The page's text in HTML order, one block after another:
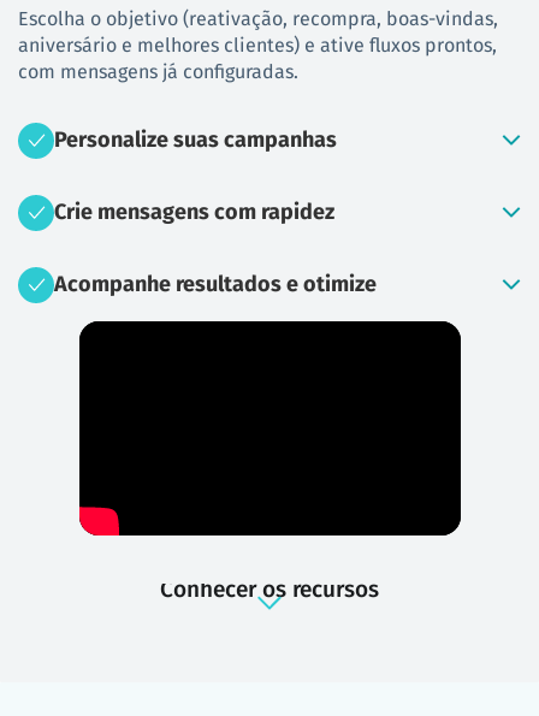
Escolha o objetivo (reativação, recompra, boas-vindas,
aniversário e melhores clientes) e ative fluxos prontos,
com mensagens já configuradas.
Personalize suas campanhas
Crie mensagens com rapidez
Acompanhe resultados e otimize
Conhecer os recursos